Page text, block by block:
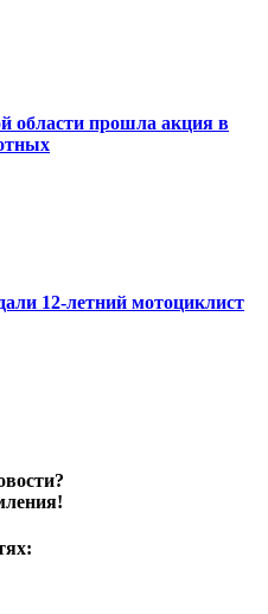
области прошла акция в
12-летний мотоциклист